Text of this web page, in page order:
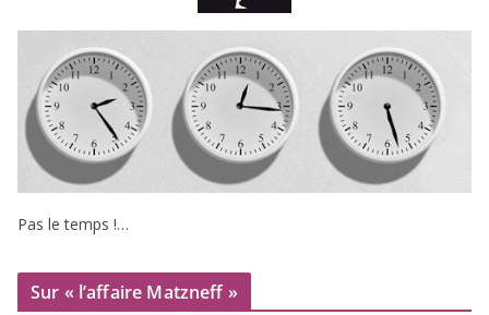
Pas le temps !…
Sur « l’affaire Matzneff »